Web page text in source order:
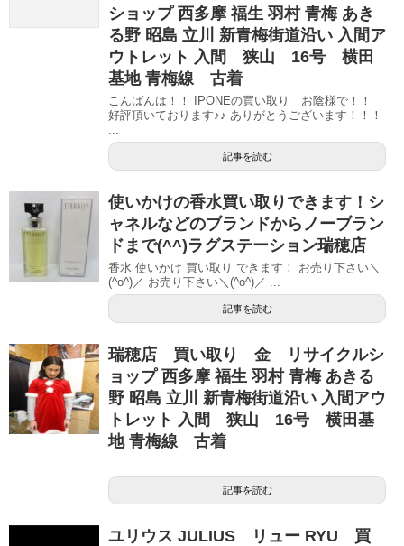
ショップ 西多摩 福生 羽村 青梅 あき
る野 昭島 立川 新青梅街道沿い 入間ア
ウトレット 入間 狭山 16号 横田
基地 青梅線 古着
こんばんは！！ IPONEの買い取り お陰様で！！
好評頂いております♪♪ ありがとうございます！！！
記事を読む
使いかけの香水買い取りできます！シ
ャネルなどのブランドからノーブラン
ドまで(^^)ラグステーション瑞穂店
香水 使いかけ 買い取り できます！ お売り下さい＼
(^o^)／ お売り下さい＼(^o^)／ ...
記事を読む
瑞穂店 買い取り 金 リサイクルシ
ョップ 西多摩 福生 羽村 青梅 あきる
野 昭島 立川 新青梅街道沿い 入間アウ
トレット 入間 狭山 16号 横田基
地 青梅線 古着
記事を読む
ユリウス JULIUS リュー RYU 買